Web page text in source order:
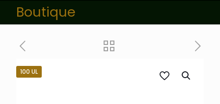
Boutique
100 UL